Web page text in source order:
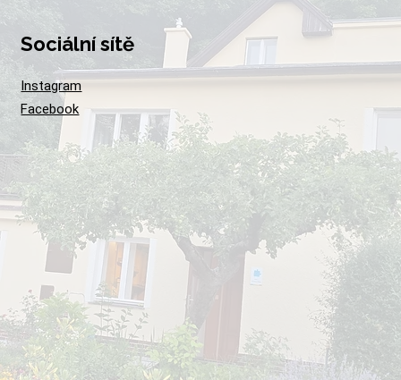
Sociální sítě
Instagram
Facebook